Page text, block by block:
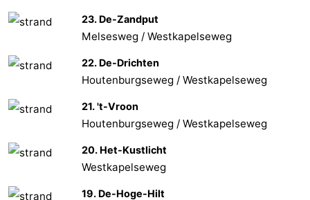
23. De-Zandput
Melsesweg / Westkapelseweg
22. De-Drichten
Houtenburgseweg / Westkapelseweg
21. 't-Vroon
Houtenburgseweg / Westkapelseweg
20. Het-Kustlicht
Westkapelseweg
19. De-Hoge-Hilt